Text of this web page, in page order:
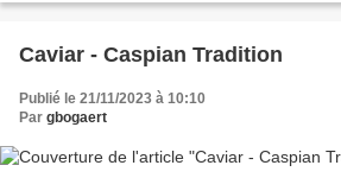
Caviar - Caspian Tradition
Publié le 21/11/2023 à 10:10
Par gbogaert